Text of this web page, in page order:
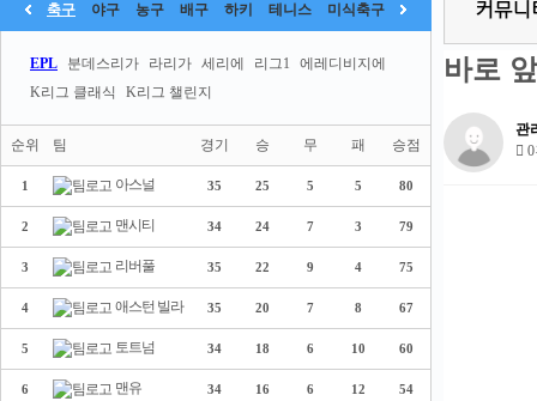
축구 야구 농구 배구 하키 테니스 미식축구
EPL 분데스리가 라리가 세리에 리그1
에레디비지에
K리그 클래식
K리그 챌린지
순위 팀 경기 승 무 패 승점
1 아스널 35 25 5 5 80
2 맨시티 34 24 7 3 79
3 리버풀 35 22 9 4 75
4 애스턴 빌라 35 20 7 8 67
5 토트넘 34 18 6 10 60
6 맨유 34 16 6 12 54
바로
관